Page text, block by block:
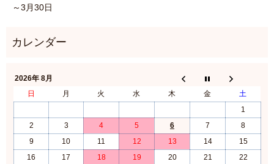
～3月30日
2026年 8月
日
月 火 水 木 金
土
1
2
3 4 5 6 7
8
9
10 11 12 13 14
15
16
17 18 19 20 21
22